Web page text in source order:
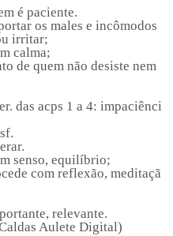
é paciente.
os males e incômodos
irritar;
calma;
de quem não desiste nem
das acps 1 a 4: impaciênci
senso, equilíbrio;
com reflexão, meditaçã
relevante.
Aulete Digital)